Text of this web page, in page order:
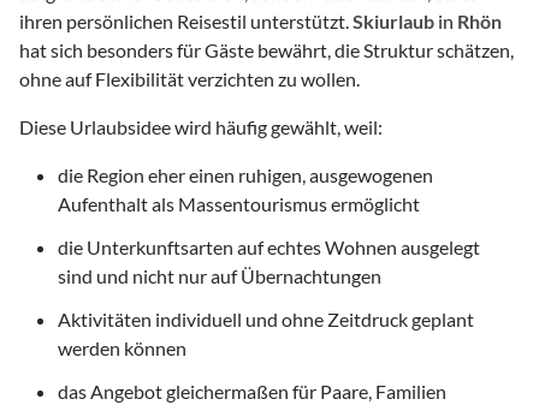
ihren persönlichen Reisestil unterstützt. Skiurlaub in Rhön
hat sich besonders für Gäste bewährt, die Struktur schätzen,
ohne auf Flexibilität verzichten zu wollen.
Diese Urlaubsidee wird häufig gewählt, weil:
die Region eher einen ruhigen, ausgewogenen
Aufenthalt als Massentourismus ermöglicht
die Unterkunftsarten auf echtes Wohnen ausgelegt
sind und nicht nur auf Übernachtungen
Aktivitäten individuell und ohne Zeitdruck geplant
werden können
das Angebot gleichermaßen für Paare, Familien